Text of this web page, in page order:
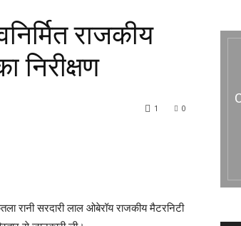
राजकीय
निरीक्षण
0
1
रानी सरदारी लाल ओबेरॉय राजकीय मैटरनिटी